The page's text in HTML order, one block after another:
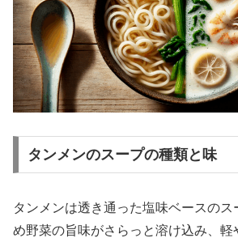
タンメンのスープの種類と味
タンメンは透き通った塩味ベースの
め野菜の旨味がさらっと溶け込み、軽